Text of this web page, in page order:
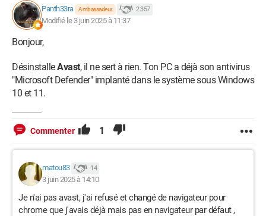
Panth33ra Ambassadeur 2 357
Modifié le 3 juin 2025 à 11:37
Bonjour,
DésinstalleAvast, il ne sert à rien. Ton PC a déjà son antivirus
"Microsoft Defender" implanté dans le système sous Windows
10 et 11.
Commenter 1
matou83 14
3 juin 2025 à 14:10
Je n'ai pas avast, j'ai refusé et changé de navigateur pour
chrome que j'avais déjà mais pas en navigateur par défaut ,